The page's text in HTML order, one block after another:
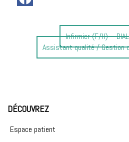
Article
précédent
:
Infirmier (F/H) –
Article
suivant
Assistant qualité / Gestion
DÉCOUVREZ
Espace patient